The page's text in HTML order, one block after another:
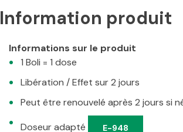
Information produit
Informations sur le produit
1 Boli = 1 dose
Libération / Effet sur 2 jours
Peut être renouvelé après 2 jours si
Doseur adapté E-948